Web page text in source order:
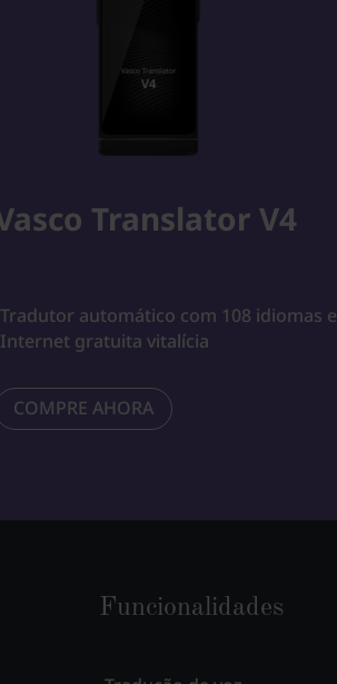
Translator V4
Tradutor automático com 108 idiomas e
Internet gratuita vitalícia
COMPRE AHORA
Funcionalidades